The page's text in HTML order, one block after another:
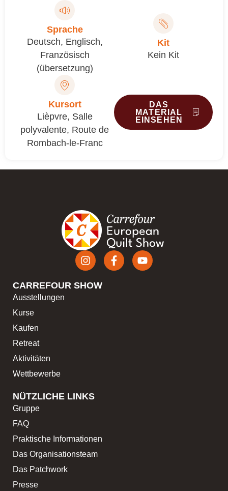
Sprache
Deutsch, Englisch,
Französisch
(übersetzung)
Kit
Kein Kit
Kursort
Lièpvre, Salle
polyvalente, Route de
Rombach-le-Franc
DAS
MATERIAL
EINSEHEN
CARREFOUR SHOW
Ausstellungen
Kurse
Kaufen
Retreat
Aktivitäten
Wettbewerbe
NÜTZLICHE LINKS
Gruppe
FAQ
Praktische Informationen
Das Organisationsteam
Das Patchwork
Presse